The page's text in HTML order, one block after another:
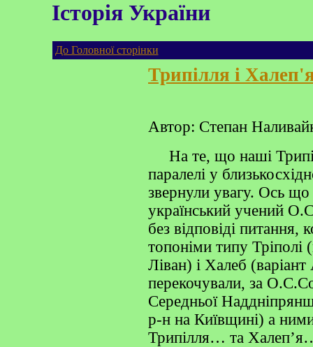
Історія України
До Головної сторінки
Трипілля і
Автор: Степан
На те, що наші
паралелі у
звернули увагу. Ось
український учений
без відповіді питання,
топоніми типу Тріполі
Ліван) і Халеб
перекочували, за
Середньої
р-н на Київщині) а
Трипілля… та